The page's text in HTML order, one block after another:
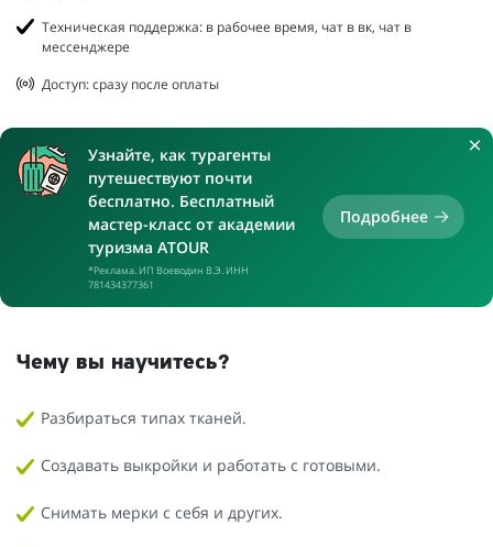
Техническая поддержка: в рабочее время, чат в вк, чат в
мессенджере
Доступ: сразу после оплаты
Узнайте, как турагенты
путешествуют почти
бесплатно. Бесплатный
мастер-класс от академии
туризма ATOUR
*Реклама. ИП Воеводин В.Э. ИНН
781434377361
Подробнее
Чему вы научитесь?
Разбираться типах тканей.
Создавать выкройки и работать с готовыми.
Снимать мерки с себя и других.